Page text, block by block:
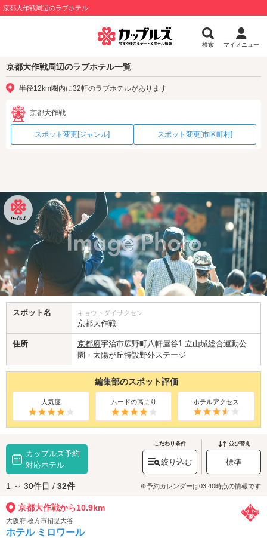
京都大作戦周辺のラブホテル
検索 マイメニュー
京都大作戦周辺のラブホテル一覧
半径12km圏内に32軒のラブホテルがあります
京都大作戦
スポット変更[ジャンル] スポット変更[市区町村]
スポット名 キョウトダイサクセン
京都大作戦
住所 京都府宇治市広野町八軒屋谷1 立山城総合運動公
園・太陽が丘特設野外ステージ
編集部のスポット評価
人気度 ムードの高まり ホテルアクセス
カップルズ予約
対応ホテル
こだわり条件
絞り込む
並び替え
標準
1 ～ 30件目 / 32件 ※予約カレンダーは03:40時点の情報です
京都大作戦から10.9km
大阪府 枚方市招提大谷
ホテル ミロワール